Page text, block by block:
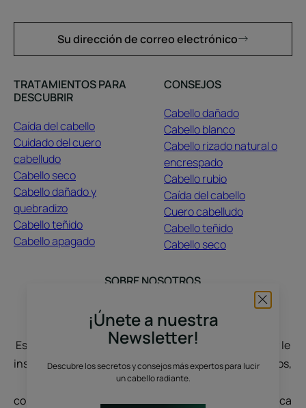
¡Únete a nuestra
Newsletter!
Descubre los secretos y consejos más expertos para lucir
un cabello radiante.
Su dirección de correo electrónico
TRATAMIENTOS PARA
DESCUBRIR
Caída del cabello
Cuidado del cuero
cabelludo
Cabello seco
Cabello dañado y
quebradizo
Cabello teñido
Cabello apagado
CONSEJOS
Cabello dañado
Cabello blanco
Cabello rizado natural o
encrespado
Cabello rubio
Caída del cabello
Cuero cabelludo
Cabello teñido
Cabello seco
SOBRE NOSOTROS
Contacto
Estamos aquí para escuchar: cuéntenos su historia y le
inspiraremos. El cabello crece con sus historias, deseos,
estados de ánimo y cambios de vida. Conversamos,
compartimos y realzamos su cabello de forma auténtica